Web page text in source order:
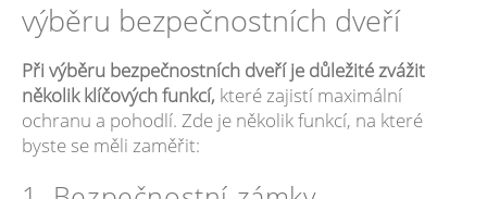
výběru bezpečnostních dveří
Při výběru bezpečnostních dveří je důležité zvážit
několik klíčových funkcí, které zajistí maximální
ochranu a pohodlí. Zde je několik funkcí, na které
byste se měli zaměřit: